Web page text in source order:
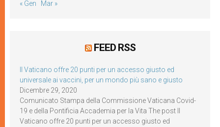
« Gen Mar »
FEED RSS
Il Vaticano offre 20 punti per un accesso giusto ed
universale ai vaccini, per un mondo più sano e giusto
Dicembre 29, 2020
Comunicato Stampa della Commissione Vaticana Covid-
19 e della Pontificia Accademia per la Vita The post Il
Vaticano offre 20 punti per un accesso giusto ed